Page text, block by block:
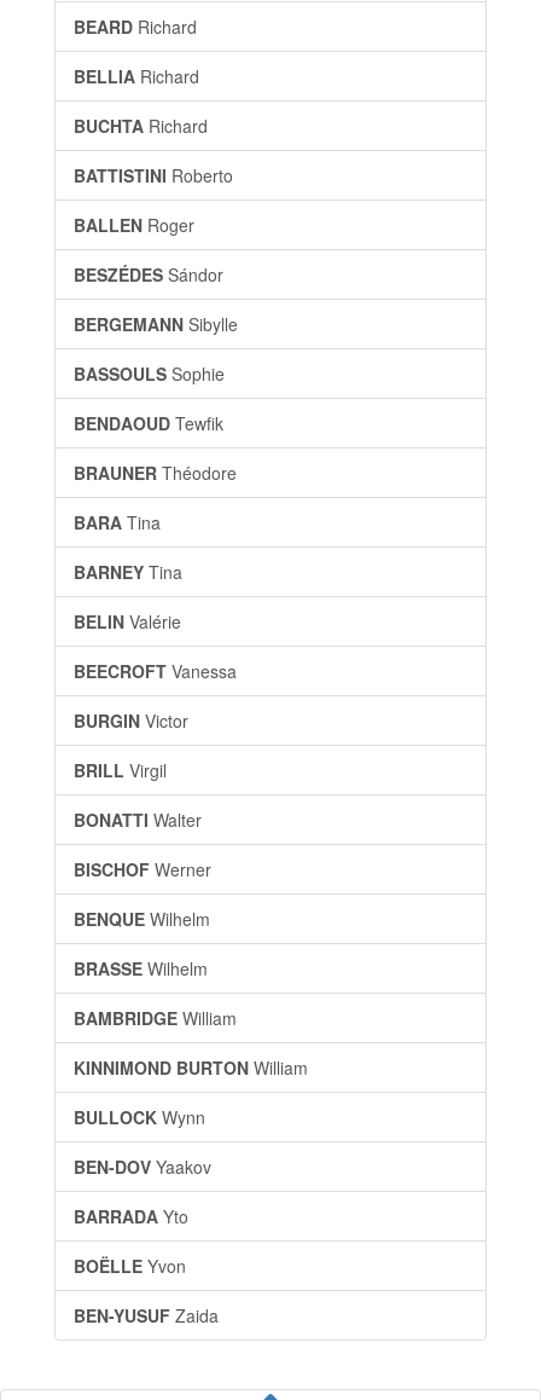
BEARD Richard
BELLIA Richard
BUCHTA Richard
BATTISTINI Roberto
BALLEN Roger
BESZÉDES Sándor
BERGEMANN Sibylle
BASSOULS Sophie
BENDAOUD Tewfik
BRAUNER Théodore
BARA Tina
BARNEY Tina
BELIN Valérie
BEECROFT Vanessa
BURGIN Victor
BRILL Virgil
BONATTI Walter
BISCHOF Werner
BENQUE Wilhelm
BRASSE Wilhelm
BAMBRIDGE William
KINNIMOND BURTON William
BULLOCK Wynn
BEN-DOV Yaakov
BARRADA Yto
BOËLLE Yvon
BEN-YUSUF Zaida